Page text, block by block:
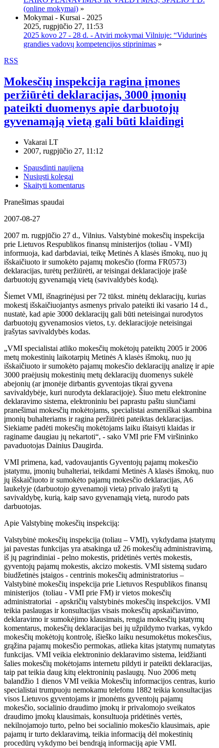
(online mokymai) »
Mokymai - Kursai - 2025
2025, rugpjūčio 27, 11:53
2025 kovo 27 - 28 d. - Atviri mokymai Vilniuje: “Vidurinės
grandies vadovų kompetencijos stiprinimas »
RSS
Mokesčių inspekcija ragina įmones
peržiūrėti deklaracijas, 3000 įmonių
pateikti duomenys apie darbuotojų
gyvenamąją vietą gali būti klaidingi
Vakarai LT
2007, rugpjūčio 27, 11:12
Spausdinti naujieną
Nusiųsti kolegai
Skaityti komentarus
Pranešimas spaudai
2007-08-27
2007 m. rugpjūčio 27 d., Vilnius. Valstybinė mokesčių inspekcija
prie Lietuvos Respublikos finansų ministerijos (toliau - VMI)
informuoja, kad darbdaviai, teikę Metinės A klasės išmokų, nuo jų
išskaičiuoto ir sumokėto pajamų mokesčio (forma FR0573)
deklaracijas, turėtų peržiūrėti, ar teisingai deklaracijoje įrašė
darbuotojų gyvenamąją vietą (savivaldybės kodą).
Šiemet VMI, išnagrinėjusi per 72 tūkst. minėtų deklaracijų, kurias
mokestį išskaičiuojantys asmenys privalo pateikti iki vasario 14 d.,
nustatė, kad apie 3000 deklaracijų gali būti neteisingai nurodytos
darbuotojų gyvenamosios vietos, t.y. deklaracijoje neteisingai
įrašytas savivaldybės kodas.
„VMI specialistai atliko mokesčių mokėtojų pateiktų 2005 ir 2006
metų mokestinių laikotarpių Metinės A klasės išmokų, nuo jų
išskaičiuoto ir sumokėto pajamų mokesčio deklaracijų analizę ir apie
3000 praėjusių mokestinių metų deklaracijų duomenys sukėlė
abejonių (ar įmonėje dirbantis gyventojas tikrai gyvena
savivaldybėje, kuri nurodyta deklaracijoje). Šiuo metu elektronine
deklaravimo sistema, elektroniniu bei paprastu paštu siunčiami
pranešimai mokesčių mokėtojams, specialistai asmeniškai skambina
įmonių buhalteriams ir ragina peržiūrėti pateiktas deklaracijas.
Siekiame padėti mokesčių mokėtojams laiku ištaisyti klaidas ir
raginame daugiau jų nekartoti“, - sako VMI prie FM viršininko
pavaduotojas Dainius Daugirda.
VMI primena, kad, vadovaujantis Gyventojų pajamų mokesčio
įstatymu, įmonių buhalteriai, teikdami Metinės A klasės išmokų, nuo
jų išskaičiuoto ir sumokėto pajamų mokesčio deklaracijas, A6
laukelyje (darbuotojo gyvenamoji vieta) privalo įrašyti tą
savivaldybę, kurią, kaip savo gyvenamąją vietą, nurodo pats
darbuotojas.
Apie Valstybinę mokesčių inspekciją:
Valstybinė mokesčių inspekcija (toliau – VMI), vykdydama įstatymų
jai pavestas funkcijas yra atsakinga už 26 mokesčių administravimą,
iš jų pagrindiniai - pelno mokestis, pridėtinės vertės mokestis,
gyventojų pajamų mokestis, akcizo mokestis. VMI sistemą sudaro
biudžetinės įstaigos - centrinis mokesčių administratorius –
Valstybinė mokesčių inspekcija prie Lietuvos Respublikos finansų
ministerijos (toliau - VMI prie FM) ir vietos mokesčių
administratoriai - apskričių valstybinės mokesčių inspekcijos. VMI
teikia paslaugas ir konsultacijas visais mokesčių apskaičiavimo,
deklaravimo ir sumokėjimo klausimais, rengia mokesčių įstatymų
komentarus, mokesčių deklaracijas bei jų užpildymo tvarkas, vykdo
mokesčių mokėtojų kontrolę, išieško laiku nesumokėtus mokesčius,
grąžina pajamų mokesčio permokas, atlieka kitas įstatymų numatytas
funkcijas. VMI veikia elektroninio deklaravimo sistema, leidžianti
šalies mokesčių mokėtojams internetu pildyti ir pateikti deklaracijas,
taip pat teikia daug kitų elektroninių paslaugų. Nuo 2006 metų
balandžio 1 dienos VMI veikia Mokesčių informacijos centras, kurio
specialistai trumpuoju nemokamu telefonu 1882 teikia konsultacijas
visos Lietuvos gyventojams ir įmonėms gyventojų pajamų
mokesčio, socialinio draudimo įmokų ir privalomojo sveikatos
draudimo įmokų klausimais, konsultuoja pridėtinės vertės,
nekilnojamojo turto, pelno bei socialinio mokesčio klausimais, apie
pajamų ir turto deklaravimą, teikia informaciją dėl mokestinių
procedūrų vykdymo bei bendrąją informaciją apie VMI.